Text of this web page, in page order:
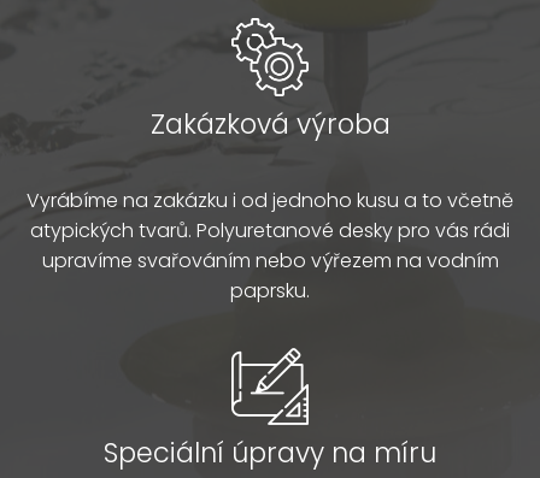
Zakázková výroba
Vyrábíme na zakázku i od jednoho kusu a to včetně
atypických tvarů. Polyuretanové desky pro vás rádi
upravíme svařováním nebo výřezem na vodním
paprsku.
Speciální úpravy na míru